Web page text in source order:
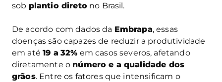
sob plantio diretono Brasil.
De acordo com dados da Embrapa, essas
doenças são capazes de reduzir a produtividade
em até19 a 32% em casos severos, afetando
diretamente o número e a qualidade dos
grãos. Entre os fatores que intensificam o